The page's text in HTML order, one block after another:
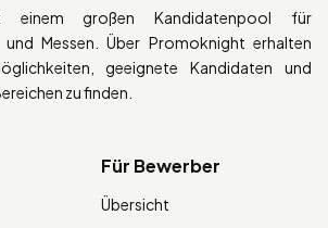
einem großen Kandidatenpool für
Messen. Über Promoknight erhalten
geeignete Kandidaten und
zu finden.
Für Bewerber
Übersicht